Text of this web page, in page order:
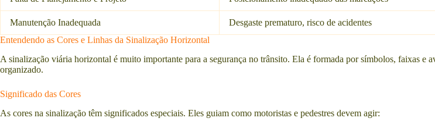
Manutenção Inadequada Desgaste prematuro, risco de acidentes
Entendendo as Cores e Linhas da Sinalização Horizontal
A sinalização viária horizontal é muito importante para a segurança no trânsito. Ela é formada por símbolos, faixas e
organizado.
Significado das Cores
As cores na sinalização têm significados especiais. Eles guiam como motoristas e pedestres devem agir: